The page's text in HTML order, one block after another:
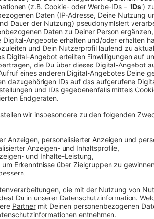
Mit der App haben Angehörige von
App wurde vom NRW-
Nordrhein-Westfalen ist das erste
Angehörige alle Pflegeheime in der
noch ein Platz frei ist. Über die App erhält
freie Plätze gibt - direkt mit den
jeweiligen Einrichtung.
NRW-Gesundheitsminister Karl-Josef
Anzeige
Neues Gesetz verpflichtet